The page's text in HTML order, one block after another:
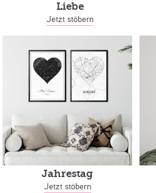
Liebe
Jetzt stöbern
Jahrestag
Jetzt stöbern